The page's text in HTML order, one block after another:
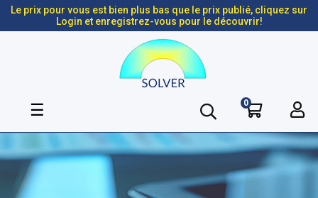
Le prix pour vous est bien plus bas que le prix publié, cliquez sur
Login et enregistrez-vous pour le découvrir!
Basculer
navigation
☰ 0